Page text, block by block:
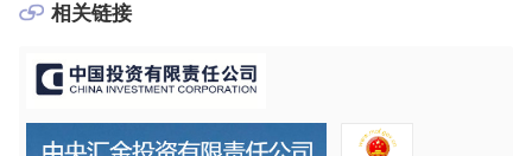
相关链接